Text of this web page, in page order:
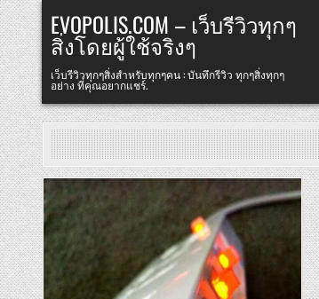
Skip
to
content
EVOPOLIS.COM – เว็บรีวิวทุกๆ
สิ่งโดยผู้ใช้จริงๆ
เว็บรีวิวทุกๆสิ่งสำหรับทุกๆคน : บันทึกรีวิว ทุกๆสิ่งทุกๆ
อย่าง ที่คุณอยากแชร์.
Posted